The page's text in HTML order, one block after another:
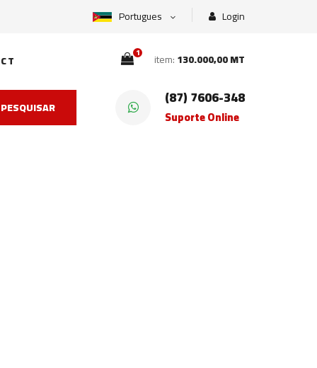
Portugues Login
1 item:130.000,00 MT
PESQUISAR (87) 7606-348
Suporte Online